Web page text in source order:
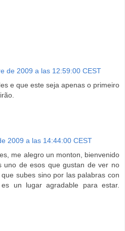
de 2009 a las 12:59:00 CEST
e que este seja apenas o primeiro
2009 a las 14:44:00 CEST
me alegro un monton, bienvenido
uno de esos que gustan de ver no
subes sino por las palabras con
un lugar agradable para estar.